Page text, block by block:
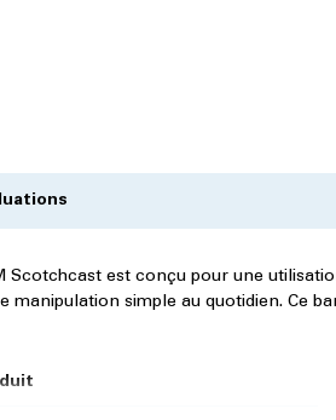
Scotchcast est conçu pour une
manipulation simple au quotidien. Ce